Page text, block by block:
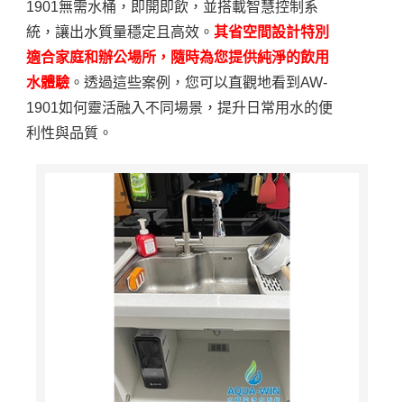
1901無需水桶，即開即飲，並搭載智慧控制系
統，讓出水質量穩定且高效。 其省空間設計特別
適合家庭和辦公場所，隨時為您提供純淨的飲用
水體驗。透過這些案例，您可以直觀地看到AW-
1901如何靈活融入不同場景，提升日常用水的便
利性與品質。